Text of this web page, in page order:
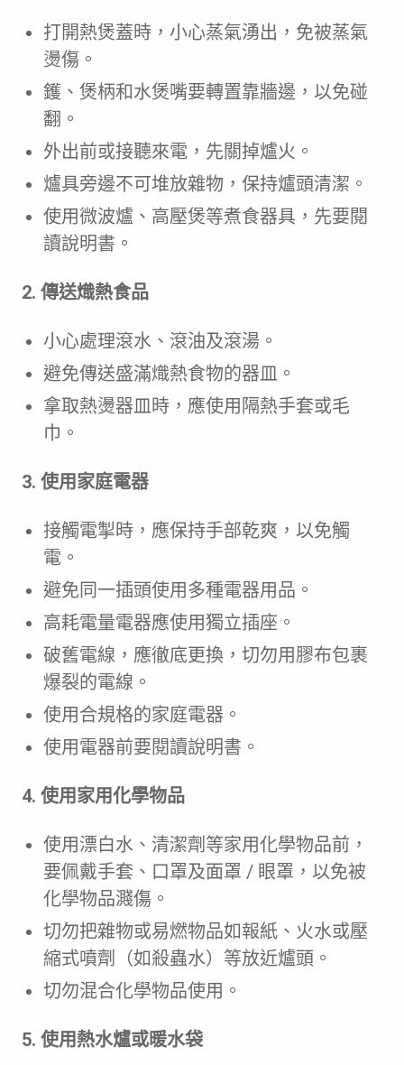
打開熱煲蓋時，小心蒸氣湧出，免被蒸氣
燙傷。
鑊、煲柄和水煲嘴要轉置靠牆邊，以免碰
翻。
外出前或接聽來電，先關掉爐火。
爐具旁邊不可堆放雜物，保持爐頭清潔。
使用微波爐、高壓煲等煮食器具，先要閱
讀說明書。
2. 傳送熾熱食品
小心處理滾水、滾油及滾湯。
避免傳送盛滿熾熱食物的器皿。
拿取熱燙器皿時，應使用隔熱手套或毛
巾。
3. 使用家庭電器
接觸電掣時，應保持手部乾爽，以免觸
電。
避免同一插頭使用多種電器用品。
高耗電量電器應使用獨立插座。
破舊電線，應徹底更換，切勿用膠布包裹
爆裂的電線。
使用合規格的家庭電器。
使用電器前要閱讀說明書。
4. 使用家用化學物品
使用漂白水、清潔劑等家用化學物品前，
要佩戴手套、口罩及面罩 / 眼罩，以免被
化學物品濺傷。
切勿把雜物或易燃物品如報紙、火水或壓
縮式噴劑（如殺蟲水）等放近爐頭。
切勿混合化學物品使用。
5. 使用熱水爐或暖水袋